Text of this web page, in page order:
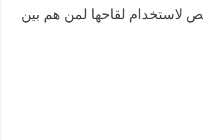
لاستخدام لقاحها لمن هم بين